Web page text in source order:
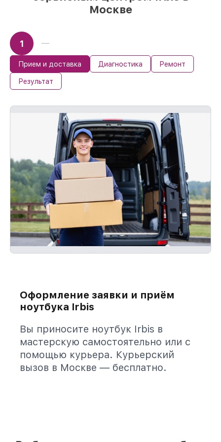
Материальная ответственность за
работ. При поломке по нашей
ответственности, оплачиваем
восстановление.
До 36 месяцев на повторное
восстановление устройств
чека, мы проведём повторную починку
устройства бесплатно и без ожидания.
Москве
1
Прием и доставка Диагностика Ремонт
Результат
Оформление заявки и приём
ноутбука Irbis
Вы приносите ноутбук Irbis в
мастерскую самостоятельно или с
помощью курьера. Курьерский
вызов в Москве — бесплатно.